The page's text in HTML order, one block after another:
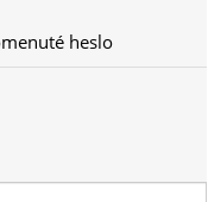
heslo